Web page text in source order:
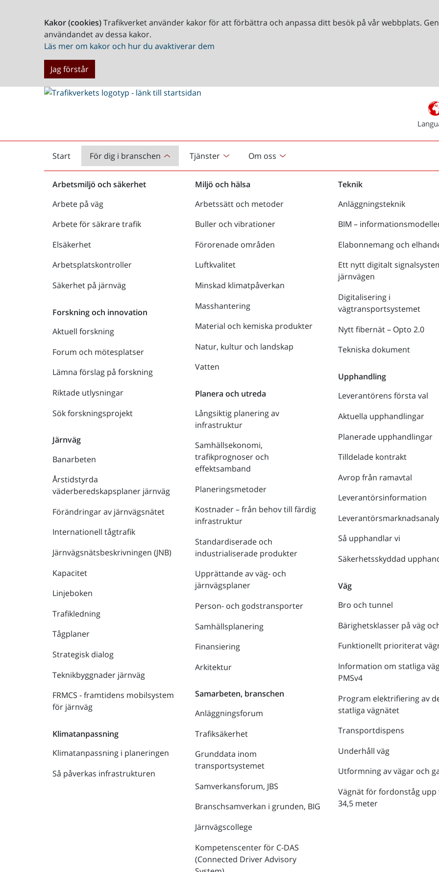
Kakor (cookies)Trafikverket använder kakor för att förbättra och anpassa ditt besök på vår webbplats.
användandet av dessa kakor.
Läs mer om kakor och hur du avaktiverar dem
Jag förstår
Start
Startsida För dig i branschen Tjänster Om oss
Arbetsmiljö och säkerhet
Arbete på väg
Arbete för säkrare trafik
Elsäkerhet
Arbetsplatskontroller
Säkerhet på järnväg
Forskning och innovation
Aktuell forskning
Forum och mötesplatser
Lämna förslag på forskning
Riktade utlysningar
Sök forskningsprojekt
Järnväg
Banarbeten
Årstidstyrda
väderberedskapsplaner järnväg
Förändringar av järnvägsnätet
Internationell tågtrafik
Järnvägsnätsbeskrivningen (JNB)
Kapacitet
Linjeboken
Trafikledning
Tågplaner
Strategisk dialog
Teknikbyggnader järnväg
FRMCS - framtidens mobilsystem
för järnväg
Klimatanpassning
Klimatanpassning i planeringen
Så påverkas infrastrukturen
Miljö och hälsa
Arbetssätt och metoder
Buller och vibrationer
Förorenade områden
Luftkvalitet
Minskad klimatpåverkan
Masshantering
Material och kemiska produkter
Natur, kultur och landskap
Vatten
Planera och utreda
Långsiktig planering av
infrastruktur
Samhällsekonomi,
trafikprognoser och
effektsamband
Planeringsmetoder
Kostnader – från behov till färdig
infrastruktur
Standardiserade och
industrialiserade produkter
Upprättande av väg- och
järnvägsplaner
Person- och godstransporter
Samhällsplanering
Finansiering
Arkitektur
Samarbeten, branschen
Anläggningsforum
Trafiksäkerhet
Grunddata inom
transportsystemet
Samverkansforum, JBS
Branschsamverkan i grunden, BIG
Järnvägscollege
Kompetenscenter för C-DAS
(Connected Driver Advisory
Teknik
Anläggningsteknik
BIM –
Elabonnemang och
Ett nytt digitalt
järnvägen
Digitalisering i
vägtransportsystemet
Nytt fibernät – Opto 2.0
Tekniska dokument
Upphandling
Leverantörens första val
Aktuella upphandlingar
Planerade upphandlingar
Tilldelade kontrakt
Avrop från ramavtal
Leverantörsinformation
Så upphandlar vi
Säkerhetsskyddad
Väg
Bro och tunnel
Bärighetsklasser på väg
Funktionellt prioriterat
Information om statliga
PMSv4
Program elektrifiering av
statliga vägnätet
Transportdispens
Underhåll väg
Utformning av vägar och
Vägnät för fordonståg upp
34,5 meter